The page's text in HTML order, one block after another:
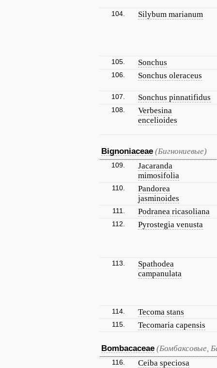
104. Silybum marianum
105. Sonchus
106. Sonchus oleraceus
107. Sonchus pinnatifidus
108.
Verbesina
encelioides
Bignoniaceae (Бигнониевые)
109.
Jacaranda
mimosifolia
110.
Pandorea
jasminoides
111. Podranea ricasoliana
112. Pyrostegia venusta
113.
Spathodea
campanulata
114. Tecoma stans
115. Tecomaria capensis
Bombacaceae (Бомбаксовые,
116. Ceiba speciosa